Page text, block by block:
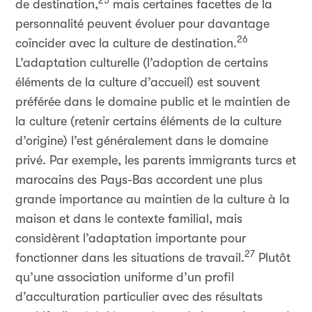
de destination,
mais certaines facettes de la
personnalité peuvent évoluer pour davantage
coïncider avec la culture de destination.26
L’adaptation culturelle (l’adoption de certains
éléments de la culture d’accueil) est souvent
préférée dans le domaine public et le maintien de
la culture (retenir certains éléments de la culture
d’origine) l’est généralement dans le domaine
privé. Par exemple, les parents immigrants turcs et
marocains des Pays-Bas accordent une plus
grande importance au maintien de la culture à la
maison et dans le contexte familial, mais
considèrent l’adaptation importante pour
fonctionner dans les situations de travail.27 Plutôt
qu’une association uniforme d’un profil
d’acculturation particulier avec des résultats